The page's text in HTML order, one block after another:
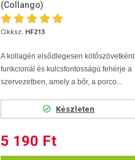
(Collango)
Cikksz. HF213
A kollagén elsődlegesen kötőszövetként
funkcionál és kulcsfontosságú fehérje a
szervezetben, amely a bőr, a porco...
Készleten
5 190 Ft